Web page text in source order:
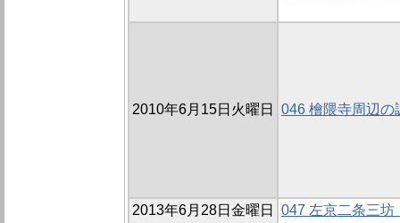
2010年6月15日火曜日 046 檜隈寺周辺の
2013年6月28日金曜日 047 左京二条三坊